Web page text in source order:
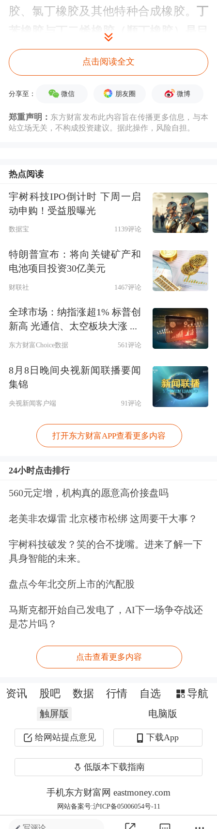
胶、氯丁橡胶及其他特种合成橡胶。丁
苯橡胶与丁二烯橡胶（顺丁橡胶）是目
前应用最为广泛的两大合成橡胶品种。
合成橡胶产业链覆盖面广阔、从上至下
覆盖了石油炼化、合成橡胶生产、橡胶
制品及应用行业等领域。上游原料主要
括石脑油、丁二烯、苯乙烯等。产业链
中游主要有合成橡胶生产厂、贸易商、
化工品仓储行业及相关运输行业。产业
带等橡胶制品。其中，丁二烯的用量约
占合成橡胶原料消耗的60%，其加工利
重要标志之一。
二、合成橡胶的供应
全球合成橡胶2022年总产量约为2089万
吨，主要分布在亚洲、欧洲和北美洲等
2235万吨，其中产能占比最大的是丁苯
烯橡胶，约占总产能的21%；第三是热
塑性弹性体，约占总产能的17%。
2022年我国合成橡胶总产量约为484万
吨，总产能达678万吨，其中产能占比
最大的是丁苯橡胶179万吨，约占总产
能的27%；其次是丁二烯橡胶172万
吨，约占总产能的25%。
我国产量已稳居世界第一，
中国石油
两大集团已进入世界合成橡胶
生产前列。
三、合成橡胶的需求
全球合成橡胶消费地主要集中在中国、
美国、日本、马来西亚、泰国等地区。
中国是目前世界最大的合成橡胶消费
国，2022年中国合成橡胶消费量合计达
545万吨，约占全球总消费量的35%；
点击阅读全文
分享至： 微信 朋友圈 微博
郑重声明： 东方财富发布此内容旨在传播更多信息，与本
站立场无关，不构成投资建议。据此操作，风险自担。
热点阅读
宇树科技IPO倒计时 下周一启
动申购！受益股曝光
数据宝 1139评论
特朗普宣布：将向关键矿产和
电池项目投资30亿美元
财联社 1467评论
全球市场：纳指涨超1% 标普创
新高 光通信、太空板块大涨 ...
东方财富Choice数据 561评论
8月8日晚间央视新闻联播要闻
集锦
央视新闻客户端 91评论
打开东方财富APP查看更多内容
24小时点击排行
560元定增，机构真的愿意高价接盘吗
老美非农爆雷 北京楼市松绑 这周要干大事？
宇树科技破发？笑的合不拢嘴。进来了解一下
具身智能的未来。
盘点今年北交所上市的汽配股
马斯克都开始自己发电了，AI下一场争夺战还
是芯片吗？
点击查看更多内容
资讯 股吧 数据 行情 自选 导航
触屏版 电脑版
给网站提点意见 下载App
低版本下载指南
手机东方财富网 eastmoney.com
网站备案号:沪ICP备05006054号-11